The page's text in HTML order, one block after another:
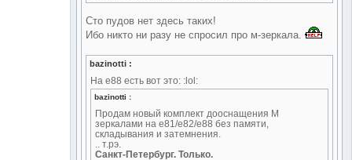
Сто пудов нет здесь таких!
Ибо никто ни разу не спросил про м-зеркала.
bazinotti :
На е88 есть вот это: :lol:
bazinotti :
Продам новый комплект дооснащения М
зеркалами на е81/е82/е88 без памяти,
складывания и затемнения.
.. т.рэ.
Санкт-Петербург. Только.